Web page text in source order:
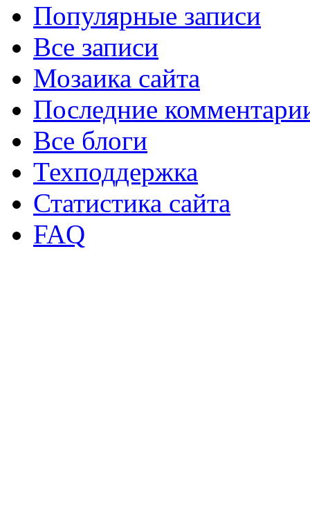
Популярные записи
Все записи
Мозаика сайта
Последние
Все блоги
Техподдержка
Статистика сайта
FAQ